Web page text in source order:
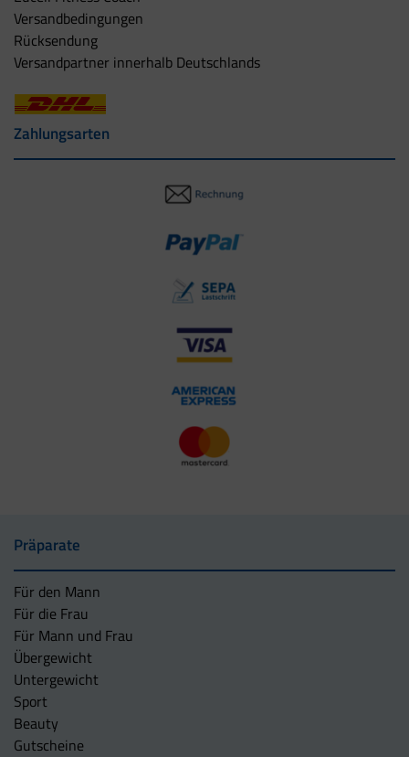
Versandbedingungen
Rücksendung
Versandpartner innerhalb Deutschlands
Zahlungsarten
Präparate
Für den Mann
Für die Frau
Für Mann und Frau
Übergewicht
Untergewicht
Sport
Beauty
Gutscheine